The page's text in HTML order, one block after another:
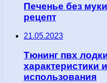
Печенье без
рецепт
21.05.2023
Тюнинг пвх
характеристики
использования